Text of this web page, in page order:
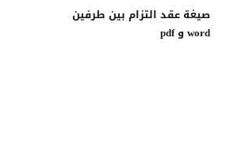
صيغة عقد التزام بين طرفين
word و pdf